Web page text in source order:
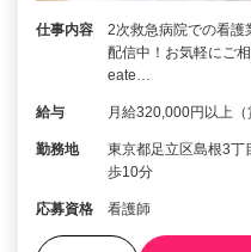
仕事内容
2次救急病院での看護
配信中！お気軽にご
eate…
給与 月給320,000円以上（
勤務地
東京都足立区島根3丁
歩10分
応募資格 看護師